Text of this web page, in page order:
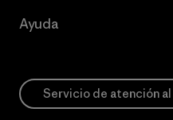
Ayuda
Servicio de atención